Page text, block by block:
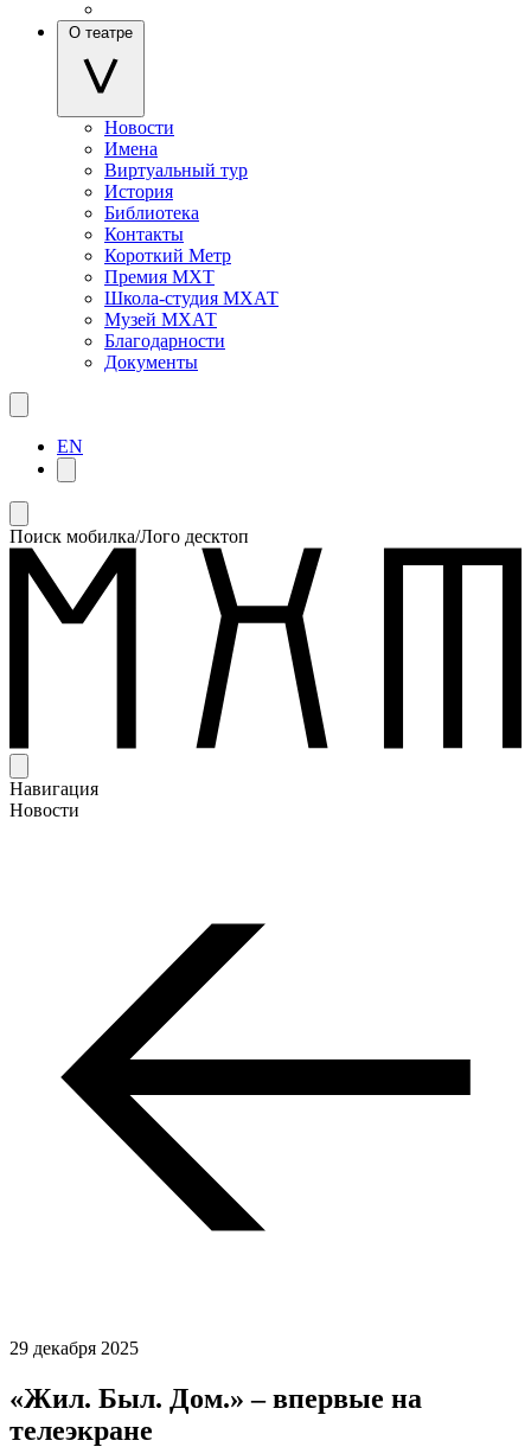
О театре
Новости
Имена
Виртуальный тур
История
Библиотека
Контакты
Короткий Метр
Премия МХТ
Школа-студия МХАТ
Музей МХАТ
Благодарности
Документы
EN
Поиск мобилка/Лого десктоп
Навигация
Новости
29 декабря 2025
«Жил. Был. Дом.» – впервые на
телеэкране